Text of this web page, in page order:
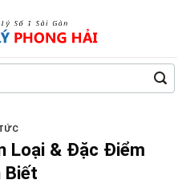
Loại & Đặc Điểm
Biết